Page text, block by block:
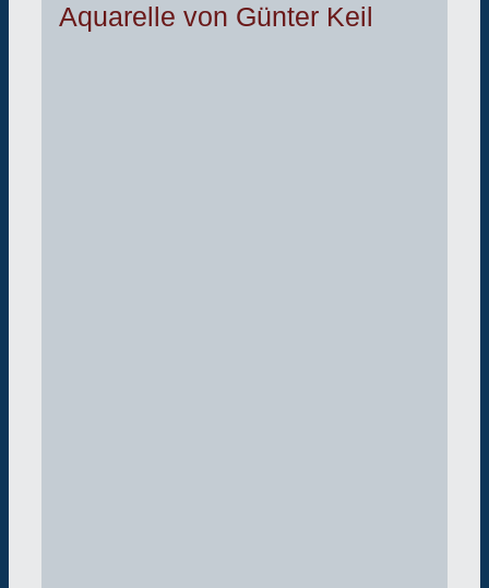
Aquarelle von Günter Keil